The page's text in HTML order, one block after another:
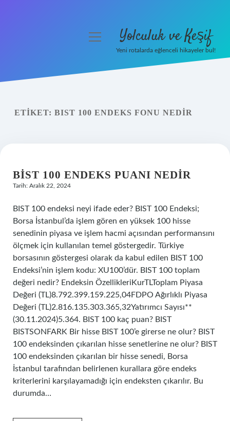
Yasal Uyarı
menüyü Yolculuk ve Keşif
Yeni rotalarda eğlenceli hikayeler bul!
ETIKET: BIST 100 ENDEKS FONU NEDIR
BIST 100 ENDEKS PUANI NEDIR
Tarih: Aralık 22, 2024
BIST 100 endeksi neyi ifade eder? BIST 100 Endeksi;
Borsa İstanbul’da işlem gören en yüksek 100 hisse
senedinin piyasa ve işlem hacmi açısından performansını
ölçmek için kullanılan temel göstergedir. Türkiye
borsasının göstergesi olarak da kabul edilen BIST 100
Endeksi’nin işlem kodu: XU100’dür. BIST 100 toplam
değeri nedir? Endeksin ÖzellikleriKurTLToplam Piyasa
Değeri (TL)8.792.399.159.225,04FDPO Ağırlıklı Piyasa
Değeri (TL)2.816.135.303.365,32Yatırımcı Sayısı**
(30.11.2024)5.364. BIST 100 kaç puan? BIST
BISTSONFARK Bir hisse BIST 100’e girerse ne olur? BIST
100 endeksinden çıkarılan hisse senetlerine ne olur? BIST
100 endeksinden çıkarılan bir hisse senedi, Borsa
İstanbul tarafından belirlenen kurallara göre endeks
kriterlerini karşılayamadığı için endeksten çıkarılır. Bu
durumda…